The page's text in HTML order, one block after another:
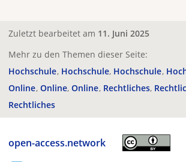
Zuletzt bearbeitet am 11. Juni 2025
Mehr zu den Themen dieser Seite:
Hochschule Hochschule Hochschule
Online Online Online Rechtliches
Rechtliches
open-access.network